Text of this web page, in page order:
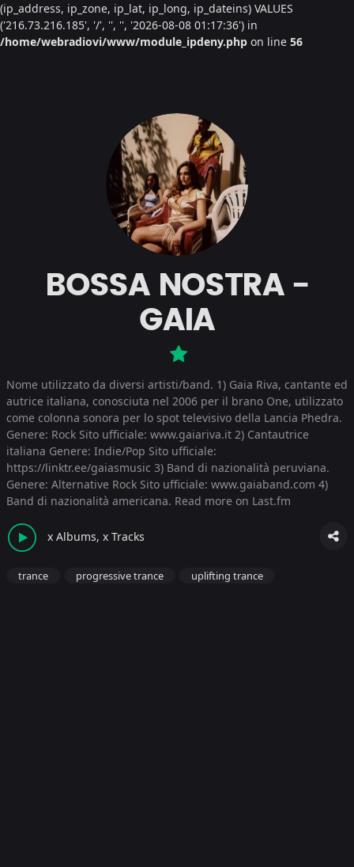
(ip_address, ip_zone, ip_lat, ip_long, ip_dateins) VALUES
('216.73.216.185', '/', '', '', '2026-08-08 01:17:36') in
/home/webradiovi/www/module_ipdeny.php on line 56
BOSSA NOSTRA -
GAIA
Nome utilizzato da diversi artisti/band. 1) Gaia Riva, cantante ed
autrice italiana, conosciuta nel 2006 per il brano One, utilizzato
come colonna sonora per lo spot televisivo della Lancia Phedra.
Genere: Rock Sito ufficiale: www.gaiariva.it 2) Cantautrice
italiana Genere: Indie/Pop Sito ufficiale:
https://linktr.ee/gaiasmusic 3) Band di nazionalità peruviana.
Genere: Alternative Rock Sito ufficiale: www.gaiaband.com 4)
Band di nazionalità americana. Read more on Last.fm
x Albums, x Tracks
trance progressive trance uplifting trance